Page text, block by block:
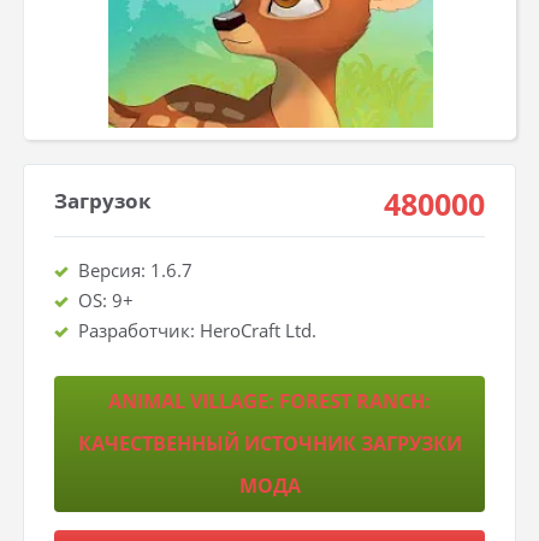
Загрузок 480000
Версия: 1.6.7
OS: 9+
Разработчик: HeroCraft Ltd.
ANIMAL VILLAGE: FOREST RANCH:
КАЧЕСТВЕННЫЙ ИСТОЧНИК ЗАГРУЗКИ
МОДА